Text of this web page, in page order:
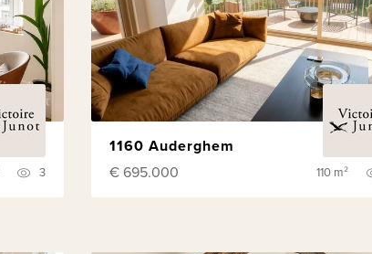
3
1160 Auderghem
€ 695.000
110 m²